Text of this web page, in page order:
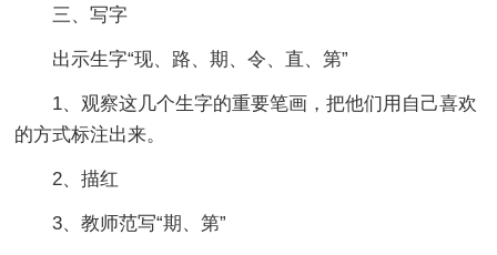
三、写字
出示生字“现、路、期、令、直、第”
1、观察这几个生字的重要笔画，把他们用自己喜欢
的方式标注出来。
2、描红
3、教师范写“期、第”